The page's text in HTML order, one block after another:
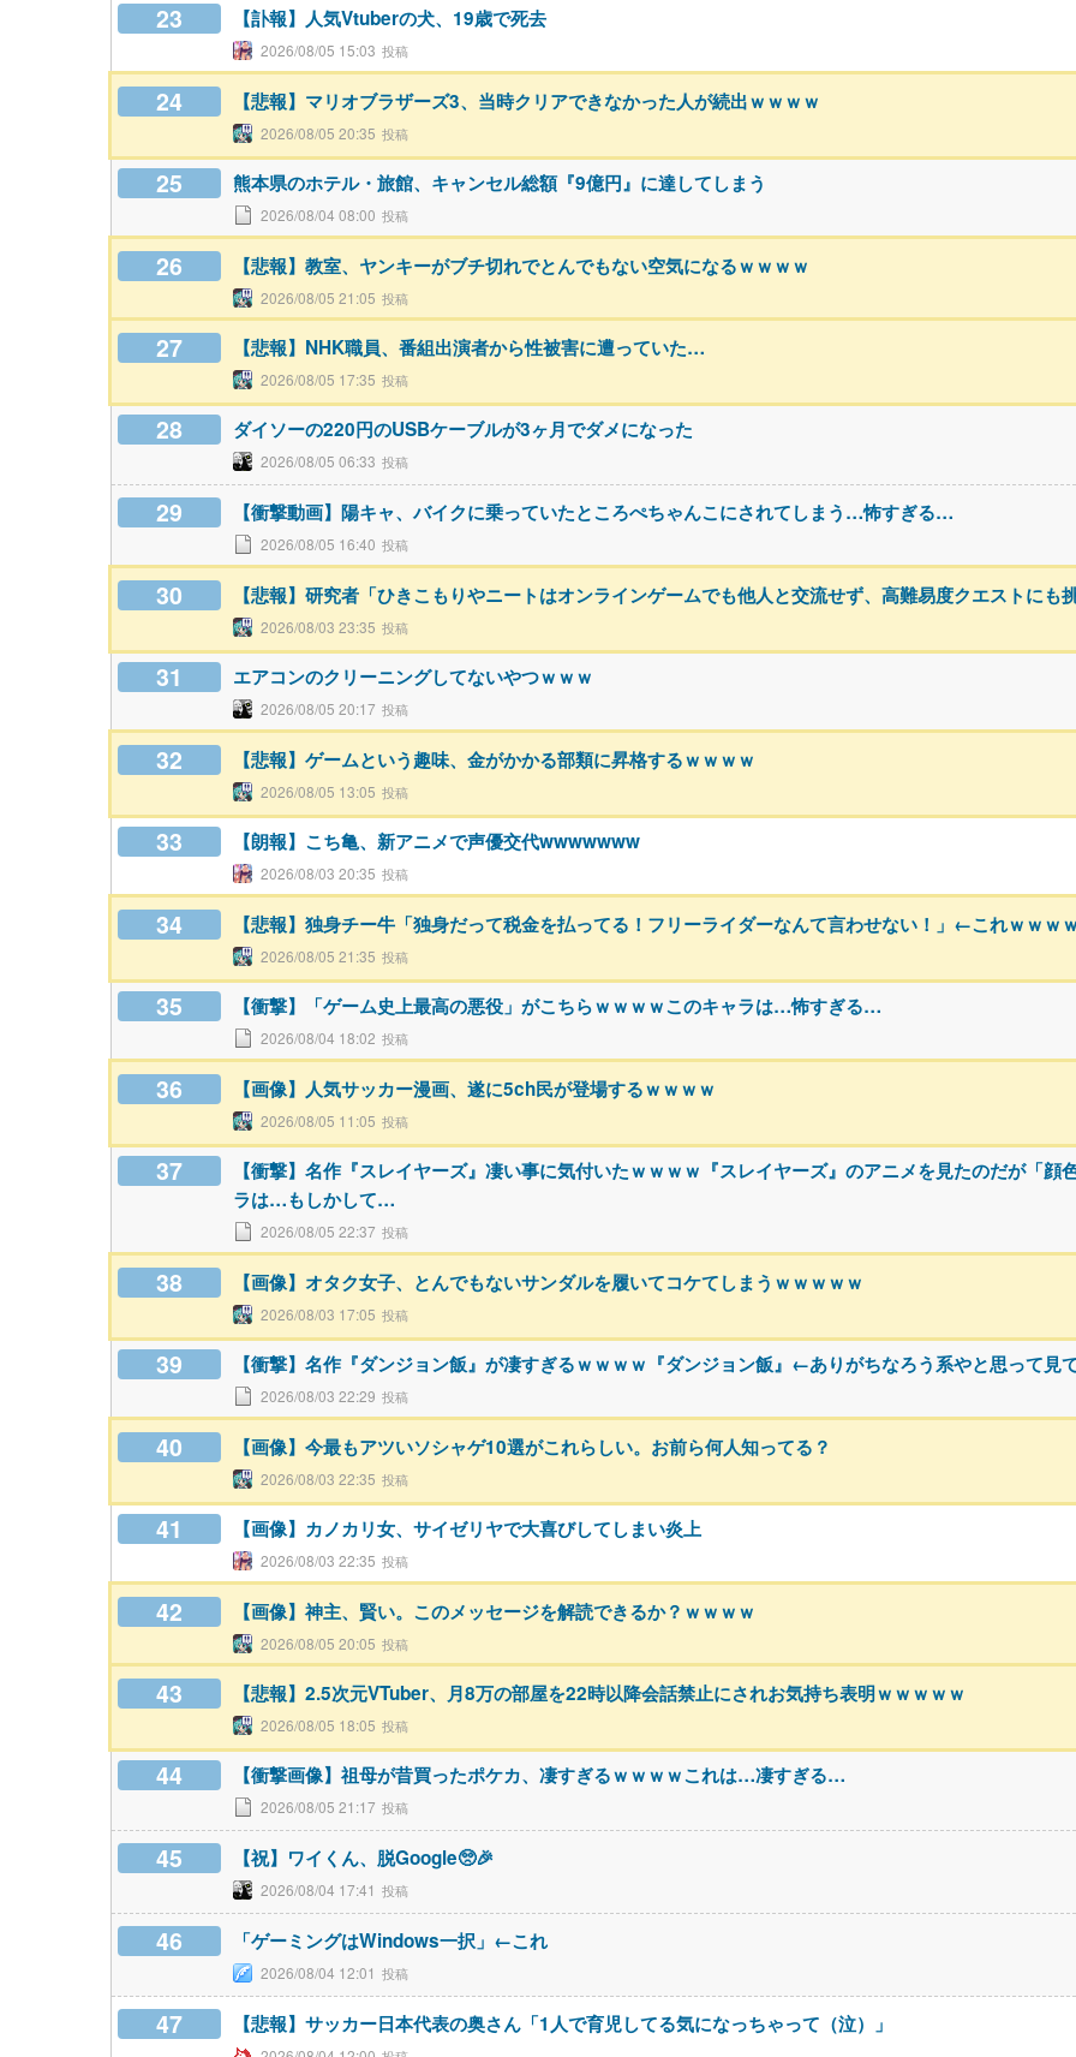
23 【訃報】人気Vtuberの犬、19歳で死去
2026/08/05 15:03
24 【悲報】マリオブラザーズ3、当時クリアできなかった人が続出ｗｗｗｗ
2026/08/05 20:35
25 熊本県のホテル・旅館、キャンセル総額『9億円』に達してしまう
2026/08/04 08:00
26 【悲報】教室、ヤンキーがブチ切れでとんでもない空気になるｗｗｗｗ
2026/08/05 21:05
27 【悲報】NHK職員、番組出演者から性被害に遭っていた…
2026/08/05 17:35
28 ダイソーの220円のUSBケーブルが3ヶ月でダメになった
2026/08/05 06:33
29 【衝撃動画】陽キャ、バイクに乗っていたところぺちゃんこにされてしまう…怖すぎる…
2026/08/05 16:40
30 【悲報】研究者「ひきこもりやニートはオンラインゲームでも他人と交流せず、高難易度クエストにも
2026/08/03 23:35
31 エアコンのクリーニングしてないやつｗｗｗ
2026/08/05 20:17
32 【悲報】ゲームという趣味、金がかかる部類に昇格するｗｗｗｗ
2026/08/05 13:05
33 【朗報】こち亀、新アニメで声優交代wwwwwww
2026/08/03 20:35
34 【悲報】独身チー牛「独身だって税金を払ってる！フリーライダーなんて言わせない！」←これｗｗｗ
2026/08/05 21:35
35 【衝撃】「ゲーム史上最高の悪役」がこちらｗｗｗｗこのキャラは…怖すぎる…
2026/08/04 18:02
36 【画像】人気サッカー漫画、遂に5ch民が登場するｗｗｗｗ
2026/08/05 11:05
37
【衝撃】名作『スレイヤーズ』凄い事に気付いたｗｗｗｗ『スレイヤーズ』のアニメを見たのだが「
ラは…もしかして…
2026/08/05 22:37
38 【画像】オタク女子、とんでもないサンダルを履いてコケてしまうｗｗｗｗｗ
2026/08/03 17:05
39 【衝撃】名作『ダンジョン飯』が凄すぎるｗｗｗｗ『ダンジョン飯』←ありがちなろう系やと思って
2026/08/03 22:29
40 【画像】今最もアツいソシャゲ10選がこれらしい。お前ら何人知ってる？
2026/08/03 22:35
41 【画像】カノカリ女、サイゼリヤで大喜びしてしまい炎上
2026/08/03 22:35
42 【画像】神主、賢い。このメッセージを解読できるか？ｗｗｗｗ
2026/08/05 20:05
43 【悲報】2.5次元VTuber、月8万の部屋を22時以降会話禁止にされお気持ち表明ｗｗｗｗｗ
2026/08/05 18:05
44 【衝撃画像】祖母が昔買ったポケカ、凄すぎるｗｗｗｗこれは…凄すぎる…
2026/08/05 21:17
45 【祝】ワイくん、脱Google🥺🎉
2026/08/04 17:41
46 「ゲーミングはWindows一択」←これ
2026/08/04 12:01
47 【悲報】サッカー日本代表の奥さん「1人で育児してる気になっちゃって（泣）」